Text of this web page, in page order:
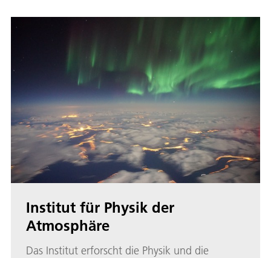
Institut für Physik der
Atmosphäre
Das Institut erforscht die Physik und die